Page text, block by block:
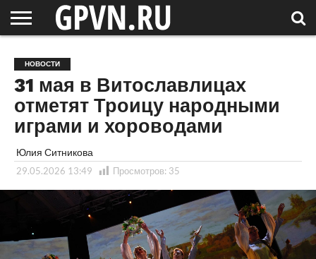
ОБЛАСТЬ
НОВОСТИ
СОСЕДЕЙ
РОССИЯ
/ МИР
СПЕЦПРОЕКТЫ
БЛОГ
СТАТЬИ
ФОТОРЕПОРТАЖИ
ИНТЕРВЬЮ
ОБЪЕКТЫ
ПОДБОРКИ
НОВОСТИ
31 мая в Витославлицах
отметят Троицу народными
играми и хороводами
Юлия Ситникова
29.05.2026 13:49 Просмотров: 35